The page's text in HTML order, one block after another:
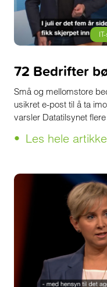
72 Bedrifter
Små og mellomstore
usikret e-post til å ta
varsler Datatilsynet
Les hele